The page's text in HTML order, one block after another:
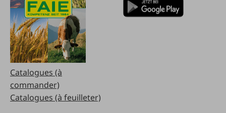
Catalogues (à
commander)
Catalogues (à feuilleter)